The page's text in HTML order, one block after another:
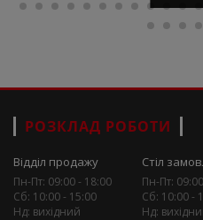
РОЗКЛАД РОБОТИ
Відділ продажу
Пн-Пт: 09:00 - 18:00
Сб: 10:00 - 15:00
Нд: вихідний
Стіл
Пн-Пт:
Сб: 10:00 -
Нд: